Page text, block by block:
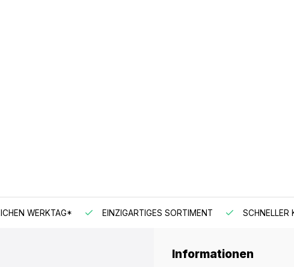
WERKTAG* EINZIGARTIGES SORTIMENT SCHNELLER
Informationen